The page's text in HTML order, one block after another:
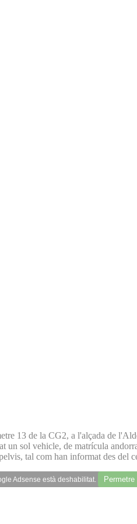
13 de la CG2, a l'alçada de
sol vehicle, de matrícula
tal com han informat des del
Adsense està deshabilitat. Permetre